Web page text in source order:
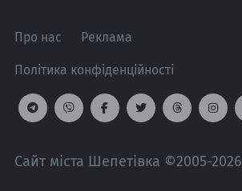
Про нас Реклама
Політика конфіденційності
Сайт міста Шепетівка ©2005-2026